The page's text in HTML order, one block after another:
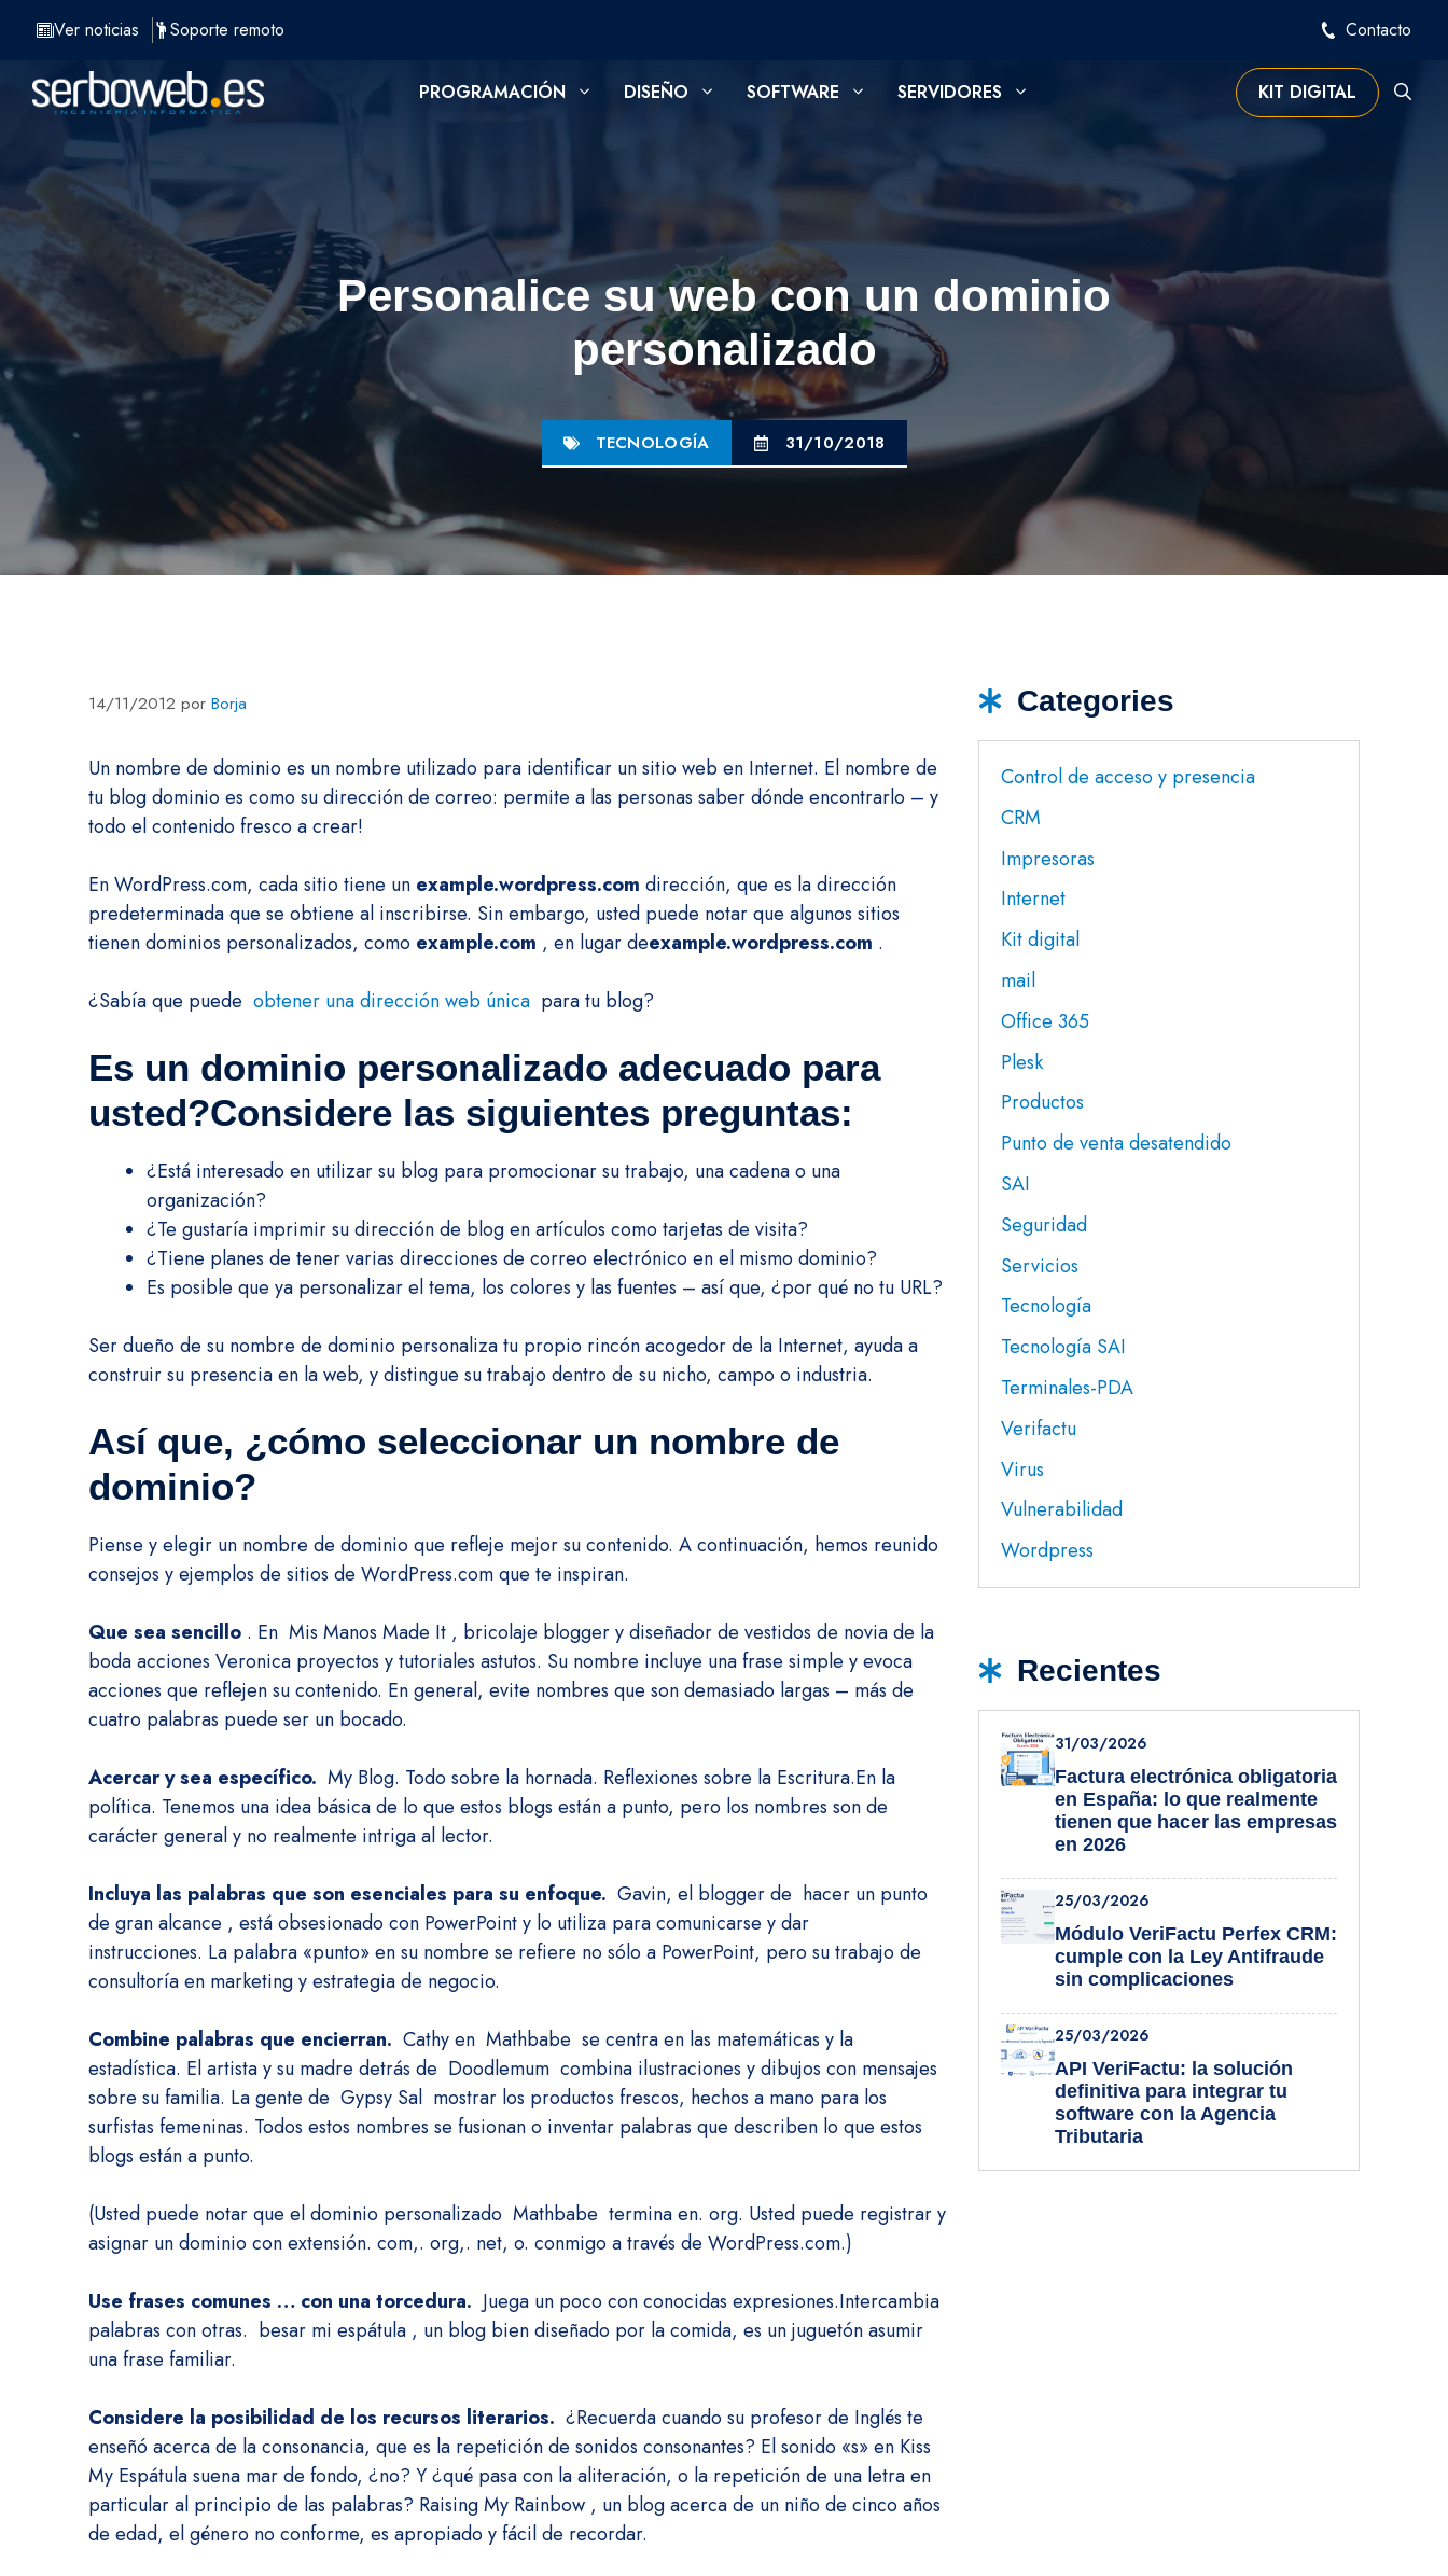
Ver noticias Soporte remoto Contacto
PROGRAMACIÓN DISEÑO SOFTWARE SERVIDORES KIT DIGITAL
Personalice su web con un dominio
personalizado
TECNOLOGÍA 31/10/2018
14/11/2012 por Borja
Un nombre de dominio es un nombre utilizado para identificar un sitio web en Internet. El nombre de
tu blog dominio es como su dirección de correo: permite a las personas saber dónde encontrarlo – y
todo el contenido fresco a crear!
En WordPress.com, cada sitio tiene un example.wordpress.com dirección, que es la dirección
predeterminada que se obtiene al inscribirse. Sin embargo, usted puede notar que algunos sitios
tienen dominios personalizados, como example.com , en lugar deexample.wordpress.com .
¿Sabía que puede obtener una dirección web única para tu blog?
Es un dominio personalizado adecuado para
usted?Considere las siguientes preguntas:
¿Está interesado en utilizar su blog para promocionar su trabajo, una cadena o una
organización?
¿Te gustaría imprimir su dirección de blog en artículos como tarjetas de visita?
¿Tiene planes de tener varias direcciones de correo electrónico en el mismo dominio?
Es posible que ya personalizar el tema, los colores y las fuentes – así que, ¿por qué no tu URL?
Ser dueño de su nombre de dominio personaliza tu propio rincón acogedor de la Internet, ayuda a
construir su presencia en la web, y distingue su trabajo dentro de su nicho, campo o industria.
Así que, ¿cómo seleccionar un nombre de
dominio?
Piense y elegir un nombre de dominio que refleje mejor su contenido. A continuación, hemos reunido
consejos y ejemplos de sitios de WordPress.com que te inspiran.
Que sea sencillo . En Mis Manos Made It , bricolaje blogger y diseñador de vestidos de novia de la
boda acciones Veronica proyectos y tutoriales astutos. Su nombre incluye una frase simple y evoca
acciones que reflejen su contenido. En general, evite nombres que son demasiado largas – más de
cuatro palabras puede ser un bocado.
Acercar y sea específico. My Blog. Todo sobre la hornada. Reflexiones sobre la Escritura.En la
política. Tenemos una idea básica de lo que estos blogs están a punto, pero los nombres son de
carácter general y no realmente intriga al lector.
Incluya las palabras que son esenciales para su enfoque. Gavin, el blogger de hacer un punto
de gran alcance , está obsesionado con PowerPoint y lo utiliza para comunicarse y dar
instrucciones. La palabra «punto» en su nombre se refiere no sólo a PowerPoint, pero su trabajo de
consultoría en marketing y estrategia de negocio.
Combine palabras que encierran. Cathy en Mathbabe se centra en las matemáticas y la
estadística. El artista y su madre detrás de Doodlemum combina ilustraciones y dibujos con mensajes
sobre su familia. La gente de Gypsy Sal mostrar los productos frescos, hechos a mano para los
surfistas femeninas. Todos estos nombres se fusionan o inventar palabras que describen lo que estos
blogs están a punto.
(Usted puede notar que el dominio personalizado Mathbabe termina en. org. Usted puede registrar y
asignar un dominio con extensión. com,. org,. net, o. conmigo a través de WordPress.com.)
Use frases comunes … con una torcedura. Juega un poco con conocidas expresiones.Intercambia
palabras con otras. besar mi espátula , un blog bien diseñado por la comida, es un juguetón asumir
una frase familiar.
Considere la posibilidad de los recursos literarios. ¿Recuerda cuando su profesor de Inglés te
enseñó acerca de la consonancia, que es la repetición de sonidos consonantes? El sonido «s» en Kiss
My Espátula suena mar de fondo, ¿no? Y ¿qué pasa con la aliteración, o la repetición de una letra en
particular al principio de las palabras? Raising My Rainbow , un blog acerca de un niño de cinco años
de edad, el género no conforme, es apropiado y fácil de recordar.
Categories
Control de acceso y presencia
CRM
Impresoras
Internet
Kit digital
mail
Office 365
Plesk
Productos
Punto de venta desatendido
SAI
Seguridad
Servicios
Tecnología
Tecnología SAI
Terminales-PDA
Verifactu
Virus
Vulnerabilidad
Wordpress
Recientes
31/03/2026
Factura electrónica obligatoria
en España: lo que realmente
tienen que hacer las empresas
en 2026
25/03/2026
Módulo VeriFactu Perfex CRM:
cumple con la Ley Antifraude
sin complicaciones
25/03/2026
API VeriFactu: la solución
definitiva para integrar tu
software con la Agencia
Tributaria